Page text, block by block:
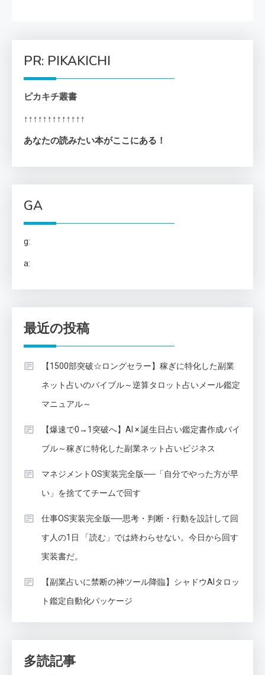
PR: PIKAKICHI
ピカキチ叢書
↑↑↑↑↑↑↑↑↑↑↑↑↑
あなたの読みたい本がここにある！
GA
g:
a:
最近の投稿
【1500部突破☆ロングセラー】稼ぎに特化した副業
ネット占いのバイブル～逆算タロット占いメール鑑定
マニュアル～
【爆速で0→1突破へ】AI × 誕生日占い鑑定書作成バイ
ブル～稼ぎに特化した副業ネット占いビジネス
マネジメントOS実装完全版──「自分でやった方が早
い」を捨ててチームで回す
仕事OS実装完全版──思考・判断・行動を設計して回
す人の1日 「読む」では終わらせない。今日から回す
実装書だ。
【副業占いに禁断の神ツール降臨】シャドウAIタロッ
ト鑑定自動化パッケージ
多読記事